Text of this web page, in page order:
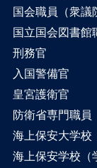
国会職員（衆議
国立国会図書館
刑務官
入国警備官
皇宮護衛官
防衛省専門職員
海上保安大学校
海上保安学校（